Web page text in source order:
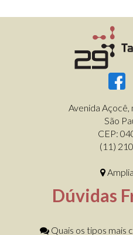
Avenida Açocê,
São
CEP:
(11)
Dúvidas
Quais os tipos mais